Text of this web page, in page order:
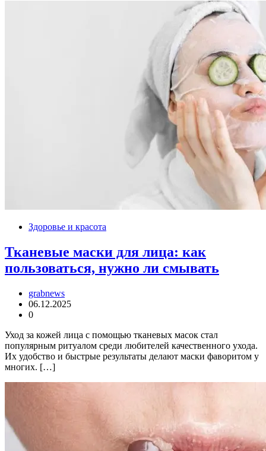
Здоровье и красота
Тканевые маски для лица: как
пользоваться, нужно ли смывать
grabnews
06.12.2025
0
Уход за кожей лица с помощью тканевых масок стал
популярным ритуалом среди любителей качественного ухода.
Их удобство и быстрые результаты делают маски фаворитом у
многих. […]